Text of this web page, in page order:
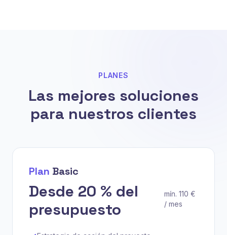
PLANES
Las mejores soluciones
para nuestros clientes
Plan Basic
Desde 20 % del
presupuesto
mín. 110 €
/ mes